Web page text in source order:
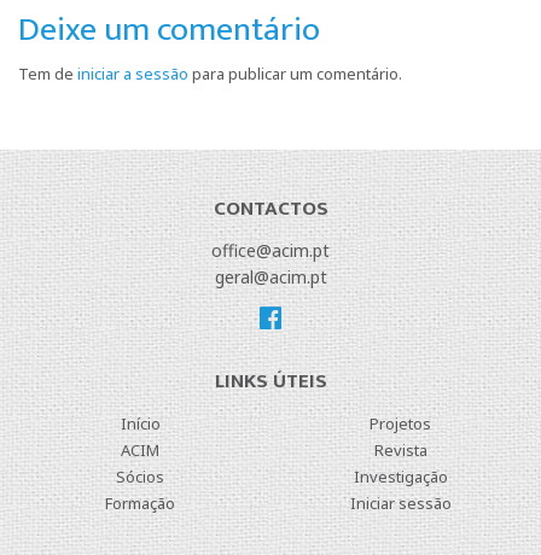
Deixe um comentário
Tem de iniciar a sessão para publicar um comentário.
CONTACTOS
office@acim.pt
geral@acim.pt
LINKS ÚTEIS
Início
ACIM
Sócios
Formação
Projetos
Revista
Investigação
Iniciar sessão